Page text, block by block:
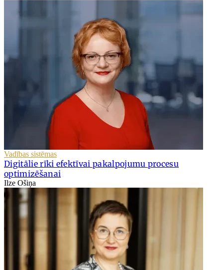
Vadības sistēmas
Digitālie rīki efektīvai pakalpojumu procesu
optimizēšanai
Ilze Ošiņa